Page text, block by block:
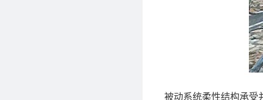
被动系统柔性结构承受